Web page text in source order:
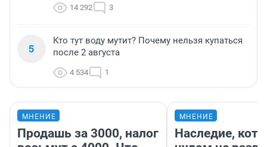
14 292 3
5
Кто тут воду мутит? Почему нельзя купаться
после 2 августа
4 534 1
МНЕНИЕ
Продашь за 3000, налог
МНЕНИЕ
Наследие,